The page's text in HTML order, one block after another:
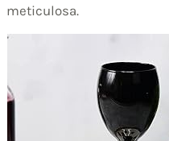
meticulosa.